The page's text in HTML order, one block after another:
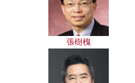
張樹槐